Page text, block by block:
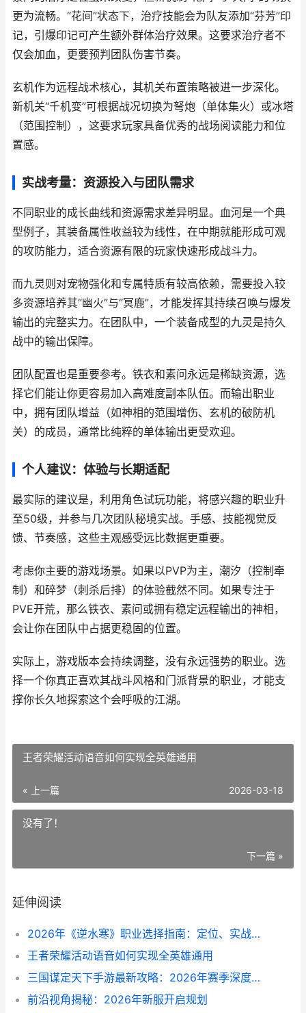
更为流畅。“花间”状态下，治疗技能会为队友添加“芬芳”印
记，引爆印记可产生额外群体治疗效果。这要求治疗者不
仅会加血，更要预判团队伤害节奏。
玄机作为远程战术核心，其机关布置策略被进一步深化。
新机关“千机变”可根据战况切换为弩炮（单体集火）或冰塔
（范围控制），这要求玩家具备优秀的战场阅读能力和位
置感。
实战考量：资源投入与团队需求
不同职业的成长曲线和资源需求差异明显。血河是一个典
型例子，其装备属性收益较为线性，在中期就能形成可观
的攻防能力，适合资源有限的玩家快速形成战斗力。
而九灵则对宠物强化和专属特质有较高依赖，需要投入较
多资源培养其“幽火”与“冥鹿”，才能发挥其持续召唤与爆发
输出的完整实力。在团队中，一个装备成型的九灵是持久
战中的输出保障。
团队配置也是重要参考。铁衣和素问永远是稀缺资源，选
择它们能让你更容易加入高难度副本队伍。而输出职业
中，拥有团队增益（如神相的范围增伤、玄机的破防机
关）的成员，通常比纯粹的单体输出更受欢迎。
个人建议：体验与长期适配
最实际的建议是，利用角色试玩功能，将感兴趣的职业升
至50级，并参与几次团队秘境实战。手感、技能视觉反
馈、节奏感，这些主观感受远比数据更重要。
考虑你主要的游戏场景。如果以PVP为主，潮汐（控制牵
制）和碎梦（刺杀后排）的体验截然不同。如果专注于
PVE开荒，那么铁衣、素问或拥有稳定远程输出的神相，
会让你在团队中占据更稳固的位置。
实际上，游戏版本会持续调整，没有永远强势的职业。选
择一个你真正喜欢其战斗风格和门派背景的职业，才能支
撑你长久地探索这个会呼吸的江湖。
王者荣耀活动语音如何实现全英雄通用
« 上一篇 2026-03-18
没有了！
下一篇 »
延伸阅读
2026年《逆水寒》职业选择指南：定位、实战与成长路径
王者荣耀活动语音如何实现全英雄通用
三国谋定天下手游最新攻略：2026年赛季深度战术解析
前沿视角揭秘：2026年新服开启规划